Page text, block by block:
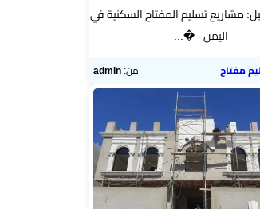
مشاريع تسليم المفتاح السكنية في
اليمن - �...
مفتاح من:admin